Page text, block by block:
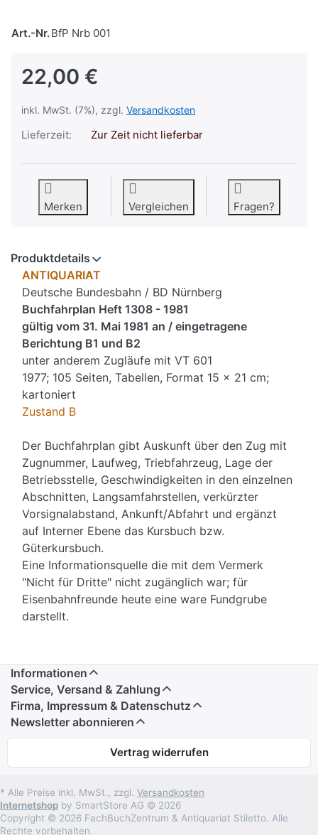
Art.-Nr.BfP Nrb 001
22,00 €
inkl. MwSt. (7%), zzgl. Versandkosten
Lieferzeit: Zur Zeit nicht lieferbar
Merken Vergleichen Fragen?
Produktdetails
ANTIQUARIAT
Deutsche Bundesbahn / BD Nürnberg
Buchfahrplan Heft 1308 - 1981
gültig vom 31. Mai 1981 an / eingetragene
Berichtung B1 und B2
unter anderem Zugläufe mit VT 601
1977; 105 Seiten, Tabellen, Format 15 x 21 cm;
kartoniert
Zustand B
Der Buchfahrplan gibt Auskunft über den Zug mit
Zugnummer, Laufweg, Triebfahrzeug, Lage der
Betriebsstelle, Geschwindigkeiten in den einzelnen
Abschnitten, Langsamfahrstellen, verkürzter
Vorsignalabstand, Ankunft/Abfahrt und ergänzt
auf Interner Ebene das Kursbuch bzw.
Güterkursbuch.
Eine Informationsquelle die mit dem Vermerk
"Nicht für Dritte" nicht zugänglich war; für
Eisenbahnfreunde heute eine ware Fundgrube
darstellt.
Informationen
Service, Versand & Zahlung
Firma, Impressum & Datenschutz
Newsletter abonnieren
Vertrag widerrufen
* Alle Preise inkl. MwSt., zzgl. Versandkosten
Internetshop by SmartStore AG © 2026
Copyright © 2026 FachBuchZentrum & Antiquariat Stiletto. Alle
Rechte vorbehalten.